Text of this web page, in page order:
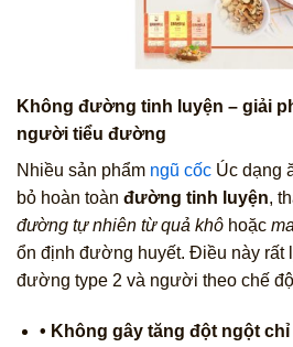
Không đường tinh luyện – giải
người tiểu đường
Nhiều sản phẩm ngũ cốc Úc dạng
bỏ hoàn toàn đường tinh luyện,
đường tự nhiên từ quả khô hoặc
ổn định đường huyết. Điều này
đường type 2 và người theo chế độ
• Không gây tăng đột ngột